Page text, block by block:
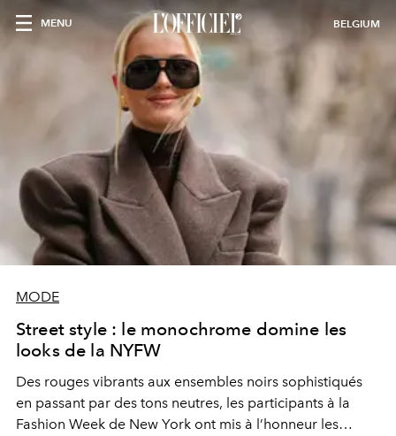
MENU BELGIUM
MODE
Street style : le monochrome domine les
looks de la NYFW
Des rouges vibrants aux ensembles noirs sophistiqués
en passant par des tons neutres, les participants à la
Fashion Week de New York ont mis à l’honneur les